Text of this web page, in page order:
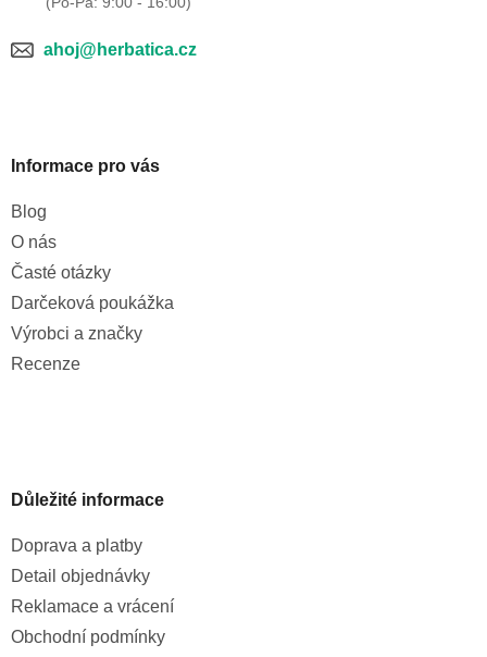
ahoj@herbatica.cz
Informace pro vás
Blog
O nás
Časté otázky
Darčeková poukážka
Výrobci a značky
Recenze
Důležité informace
Doprava a platby
Detail objednávky
Reklamace a vrácení
Obchodní podmínky